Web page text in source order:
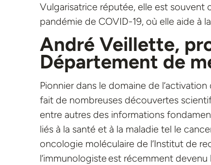
Vulgarisatrice réputée, elle est souvent
pandémie de COVID-19, où elle aide à
Andre ́ Veillette,
Département de
Pionnier dans le domaine de
fait de nombreuses découvertes
entre autres des informations
liés à la santé et à la maladie tel le
oncologie moléculaire de l’Institut de
l’immunologiste est récemment